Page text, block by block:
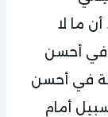
ما لا
في أحسن
في أحسن
أمام